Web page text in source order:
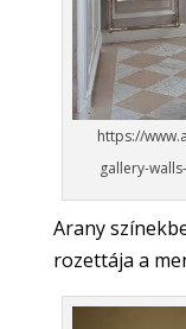
https://
gallery-
Arany
rozettája a